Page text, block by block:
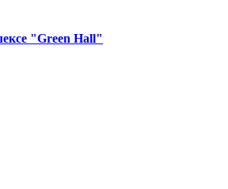
"Green Hall"